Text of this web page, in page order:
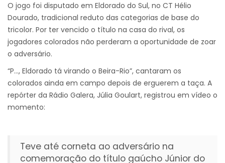
O jogo foi disputado em Eldorado do Sul, no CT Hélio
Dourado, tradicional reduto das categorias de base do
tricolor. Por ter vencido o título na casa do rival, os
jogadores colorados não perderam a oportunidade de zoar
o adversário.
“P…, Eldorado tá virando o Beira-Rio”, cantaram os
colorados ainda em campo depois de erguerem a taça. A
repórter da Rádio Galera, Júlia Goulart, registrou em vídeo o
momento:
Teve até corneta ao adversário na
comemoração do título gaúcho Júnior do